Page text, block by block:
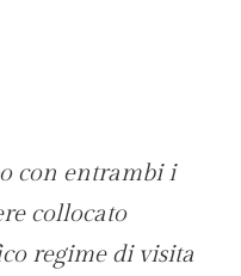
con entrambi i
collocato
regime di visita